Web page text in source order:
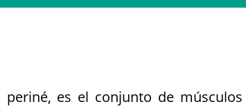
periné, es el conjunto de